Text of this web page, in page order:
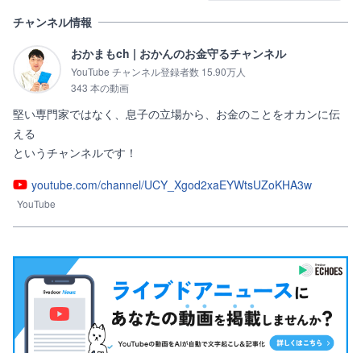
チャンネル情報
おかまもch | おかんのお金守るチャンネル
YouTube チャンネル登録者数 15.90万人
343 本の動画
堅い専門家ではなく、息子の立場から、お金のことをオカンに伝
える
というチャンネルです！
youtube.com/channel/UCY_Xgod2xaEYWtsUZoKHA3w
YouTube